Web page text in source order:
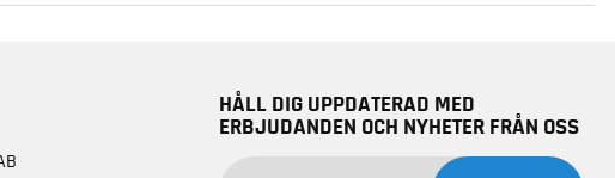
HÅLL DIG UPPDATERAD MED
ERBJUDANDEN OCH NYHETER FRÅN OSS